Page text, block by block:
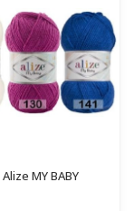
MY BABY